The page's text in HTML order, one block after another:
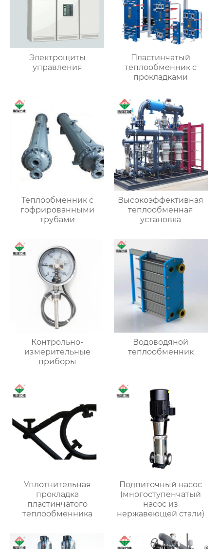
Электрощиты
управления
Пластинчатый
теплообменник с
прокладками
Теплообменник с
гофрированными
трубами
Высокоэффективная
теплообменная
установка
Контрольно-
измерительные
приборы
Водоводяной
теплообменник
Уплотнительная
прокладка
пластинчатого
теплообменника
Подпиточный насос
(многоступенчатый
насос из
нержавеющей стали)